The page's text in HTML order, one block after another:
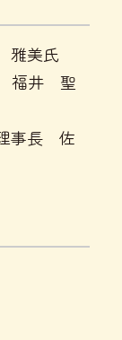
雅美氏
福井 聖
事長 佐